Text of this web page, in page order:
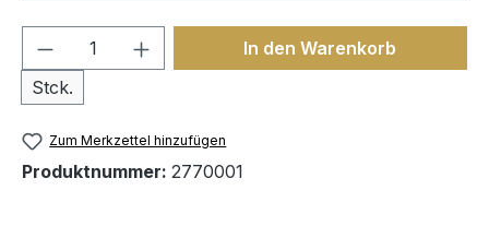
Produkt Anzahl: Gib den
Stck.
In den Warenkorb
Zum Merkzettel hinzufügen
Produktnummer: 2770001